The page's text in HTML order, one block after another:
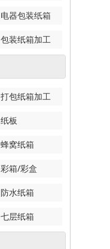
电器包装纸箱
包装纸箱加工
打包纸箱加工
纸板
蜂窝纸箱
彩箱/彩盒
防水纸箱
七层纸箱